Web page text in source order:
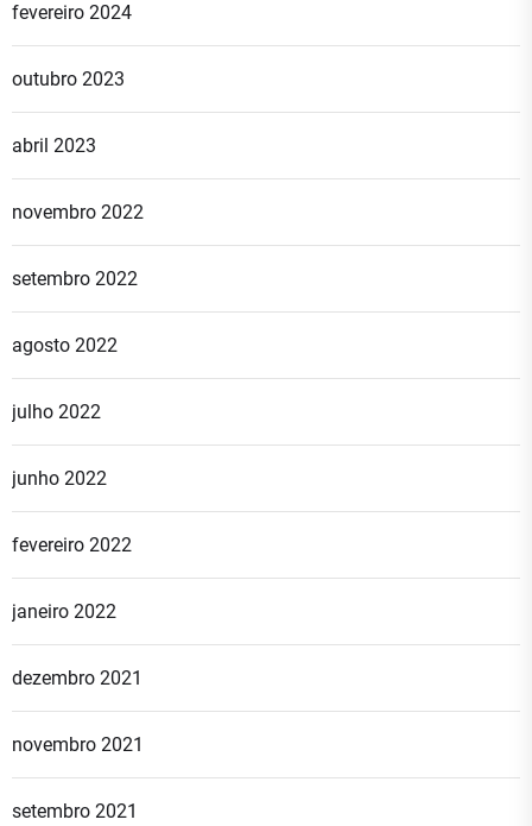
fevereiro 2024
outubro 2023
abril 2023
novembro 2022
setembro 2022
agosto 2022
julho 2022
junho 2022
fevereiro 2022
janeiro 2022
dezembro 2021
novembro 2021
setembro 2021